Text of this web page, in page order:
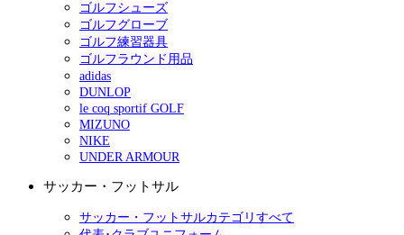
ゴルフシューズ
ゴルフグローブ
ゴルフ練習器具
ゴルフラウンド用品
adidas
DUNLOP
le coq sportif GOLF
MIZUNO
NIKE
UNDER ARMOUR
サッカー・フットサル
サッカー・フットサルカテゴリすべて